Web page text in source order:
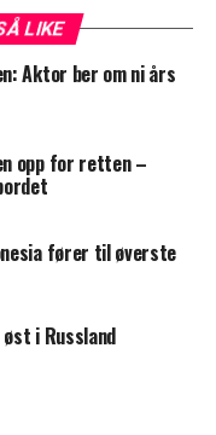
LIKE
Aktor ber om ni års
opp for retten –
fører til øverste
i Russland